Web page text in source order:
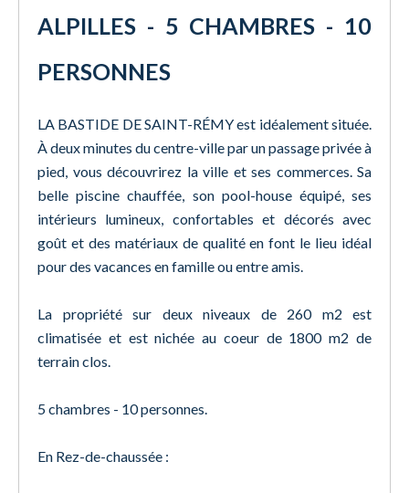
ALPILLES - 5 CHAMBRES - 10
PERSONNES
LA BASTIDE DE SAINT-RÉMY est idéalement située.
À deux minutes du centre-ville par un passage privée à
pied, vous découvrirez la ville et ses commerces. Sa
belle piscine chauffée, son pool-house équipé, ses
intérieurs lumineux, confortables et décorés avec
goût et des matériaux de qualité en font le lieu idéal
pour des vacances en famille ou entre amis.
La propriété sur deux niveaux de 260 m2 est
climatisée et est nichée au coeur de 1800 m2 de
terrain clos.
5 chambres - 10 personnes.
En Rez-de-chaussée :